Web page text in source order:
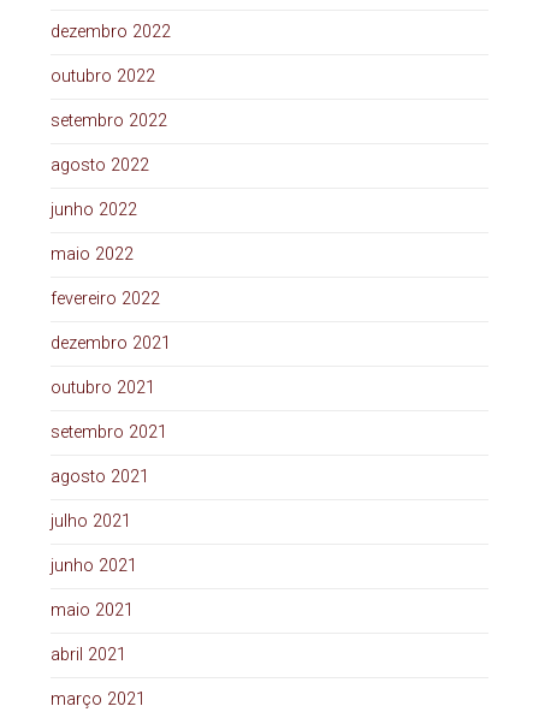
dezembro 2022
outubro 2022
setembro 2022
agosto 2022
junho 2022
maio 2022
fevereiro 2022
dezembro 2021
outubro 2021
setembro 2021
agosto 2021
julho 2021
junho 2021
maio 2021
abril 2021
março 2021